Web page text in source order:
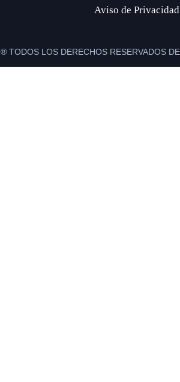
Aviso de Privacidad
® TODOS LOS DERECHOS RESERVADOS